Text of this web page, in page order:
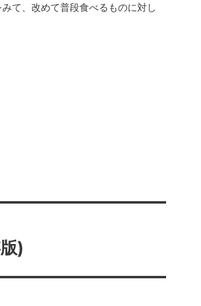
て、改めて普段食べるものに対し
)